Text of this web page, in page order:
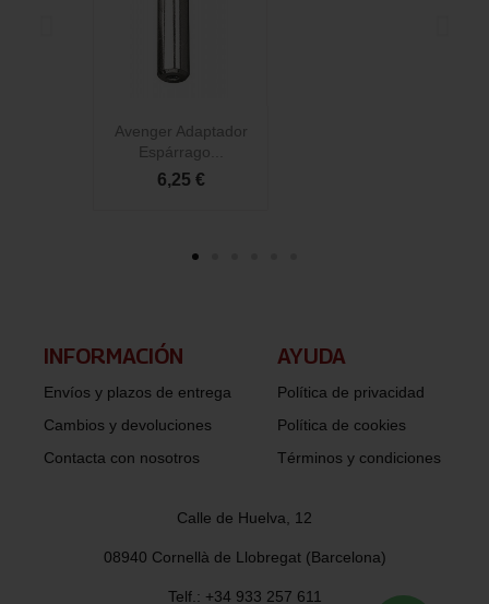
Avenger Adaptador
Espárrago...
6,25 €
INFORMACIÓN​
Envíos y plazos de entrega
Cambios y devoluciones
Contacta con nosotros
AYUDA
Política de privacidad
Política de cookies
Términos y condiciones
Calle de Huelva, 12
08940 Cornellà de Llobregat (Barcelona)
Telf.: +34 933 257 611